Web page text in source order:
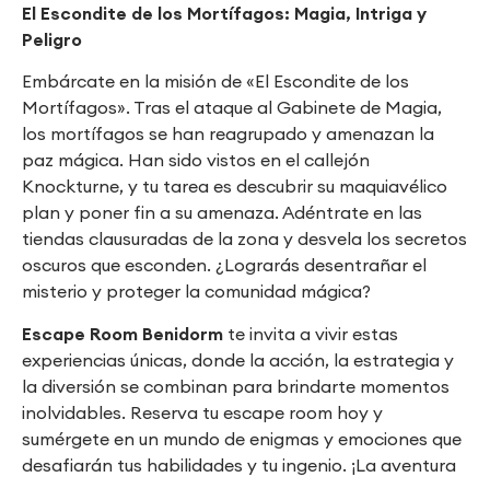
El Escondite de los Mortífagos: Magia, Intriga y
Peligro
Embárcate en la misión de «El Escondite de los
Mortífagos». Tras el ataque al Gabinete de Magia,
los mortífagos se han reagrupado y amenazan la
paz mágica. Han sido vistos en el callejón
Knockturne, y tu tarea es descubrir su maquiavélico
plan y poner fin a su amenaza. Adéntrate en las
tiendas clausuradas de la zona y desvela los secretos
oscuros que esconden. ¿Lograrás desentrañar el
misterio y proteger la comunidad mágica?
Escape Room Benidorm te invita a vivir estas
experiencias únicas, donde la acción, la estrategia y
la diversión se combinan para brindarte momentos
inolvidables. Reserva tu escape room hoy y
sumérgete en un mundo de enigmas y emociones que
desafiarán tus habilidades y tu ingenio. ¡La aventura